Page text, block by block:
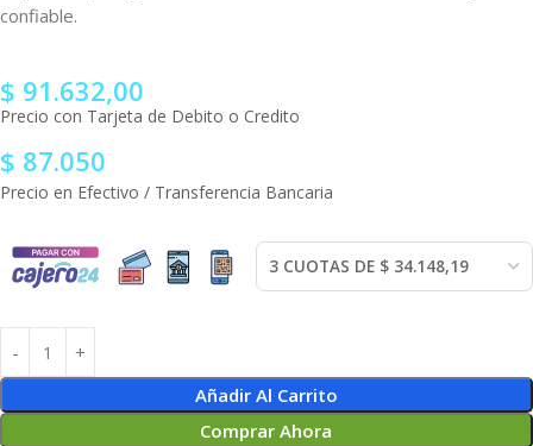
confiable.
$ 91.632,00
Precio con Tarjeta de Debito o Credito
$ 87.050
Precio en Efectivo / Transferencia Bancaria
Añadir Al Carrito
Comprar Ahora